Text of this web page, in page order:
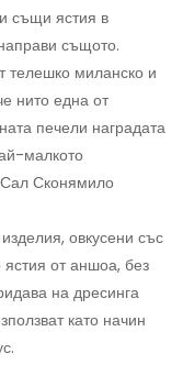
същи ястия в
същото.
телешко миланско и
нито една от
печели наградата
малкото
Сал Сконямило
овкусени със
от аншоа, без
на дресинга
като начин